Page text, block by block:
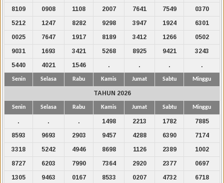
8109
0908 1108 2007 7641 7549
0370
5212
1247 8282 9298 3947 1924
6301
0025
7647 1917 8189 3412 1266
0502
9031
1693 3421 5268 8925 9421
3243
5440
4021 1546 . . . .
Senin Selasa Rabu Kamis Jumat Sabtu Minggu
TAHUN 2026
Senin Selasa Rabu Kamis Jumat Sabtu Minggu
. . . 1498 2213 1782
7885
8593
9693 2903 9457 4288 6390
7174
3318
5242 4946 8698 1126 2389
1002
8727
6203 7990 7364 2920 2377
0697
1305
9463 0167 8533 0207 4732
6718